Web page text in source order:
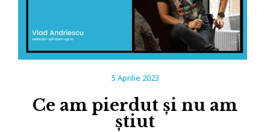
5 Aprilie 2023
Ce am pierdut și nu am
știut